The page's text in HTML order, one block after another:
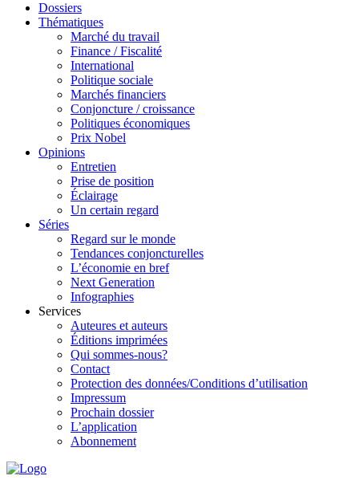
Dossiers
Thématiques
Marché du travail
Finance / Fiscalité
International
Politique sociale
Marchés financiers
Conjoncture / croissance
Politiques économiques
Prix Nobel
Opinions
Entretien
Prise de position
Éclairage
Un certain regard
Séries
Regard sur le monde
Tendances conjoncturelles
L’économie en bref
Next Generation
Infographies
Services
Auteures et auteurs
Éditions imprimées
Qui sommes-nous?
Contact
Protection des données/Conditions d’utilisation
Impressum
Prochain dossier
L’application
Abonnement